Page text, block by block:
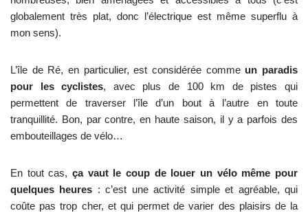
globalement très plat, donc l’électrique est même superflu à
mon sens).
L’île de Ré, en particulier, est considérée comme un paradis
pour les cyclistes, avec plus de 100 km de pistes qui
permettent de traverser l’île d’un bout à l’autre en toute
tranquillité. Bon, par contre, en haute saison, il y a parfois des
embouteillages de vélo…
En tout cas, ça vaut le coup de louer un vélo même pour
quelques heures : c’est une activité simple et agréable, qui
coûte pas trop cher, et qui permet de varier des plaisirs de la